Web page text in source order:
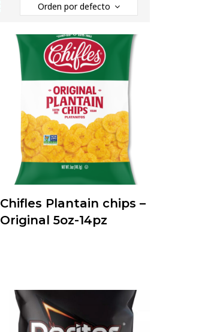
Orden por defecto
Chifles Plantain chips –
Original 5oz-14pz